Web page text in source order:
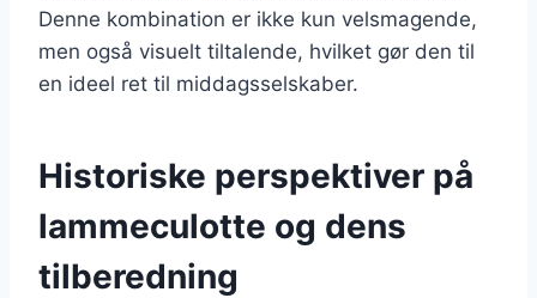
Denne kombination er ikke kun velsmagende,
men også visuelt tiltalende, hvilket gør den til
en ideel ret til middagsselskaber.
Historiske perspektiver på
lammeculotte og dens
tilberedning